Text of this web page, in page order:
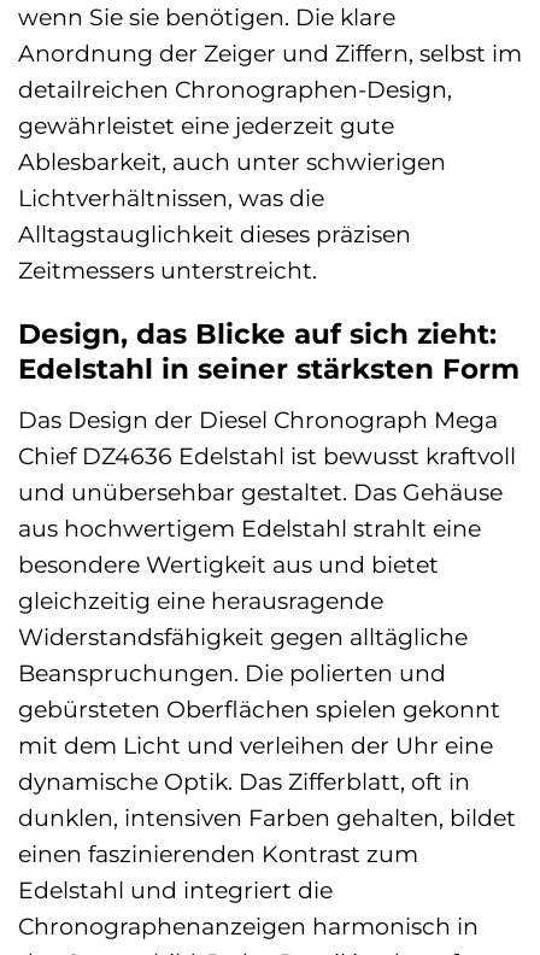
wenn Sie sie benötigen. Die klare
Anordnung der Zeiger und Ziffern, selbst im
detailreichen Chronographen-Design,
gewährleistet eine jederzeit gute
Ablesbarkeit, auch unter schwierigen
Lichtverhältnissen, was die
Alltagstauglichkeit dieses präzisen
Zeitmessers unterstreicht.
Design, das Blicke auf sich zieht:
Edelstahl in seiner stärksten Form
Das Design der Diesel Chronograph Mega
Chief DZ4636 Edelstahl ist bewusst kraftvoll
und unübersehbar gestaltet. Das Gehäuse
aus hochwertigem Edelstahl strahlt eine
besondere Wertigkeit aus und bietet
gleichzeitig eine herausragende
Widerstandsfähigkeit gegen alltägliche
Beanspruchungen. Die polierten und
gebürsteten Oberflächen spielen gekonnt
mit dem Licht und verleihen der Uhr eine
dynamische Optik. Das Zifferblatt, oft in
dunklen, intensiven Farben gehalten, bildet
einen faszinierenden Kontrast zum
Edelstahl und integriert die
Chronographenanzeigen harmonisch in